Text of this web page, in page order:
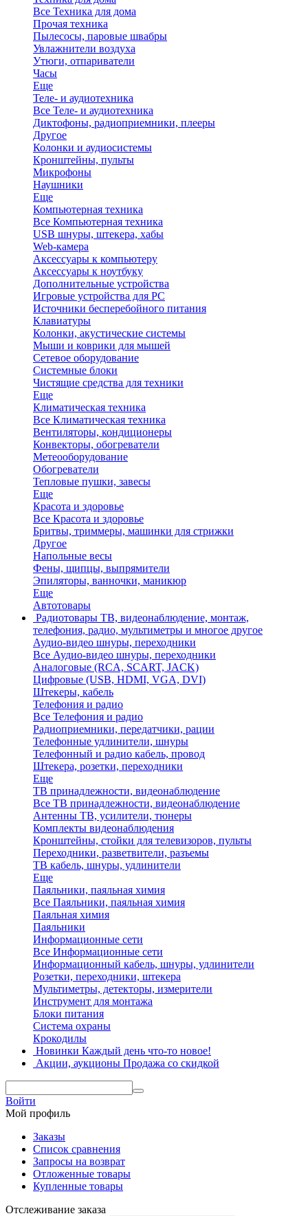
Все Техника для дома
Прочая техника
Пылесосы, паровые швабры
Увлажнители воздуха
Утюги, отпариватели
Часы
Еще
Теле- и аудиотехника
Все Теле- и аудиотехника
Диктофоны, радиоприемники, плееры
Другое
Колонки и аудиосистемы
Кронштейны, пульты
Микрофоны
Наушники
Еще
Компьютерная техника
Все Компьютерная техника
USB шнуры, штекера, хабы
Web-камера
Аксессуары к компьютеру
Аксессуары к ноутбуку
Дополнительные устройства
Игровые устройства для PC
Источники бесперебойного питания
Клавиатуры
Колонки, акустические системы
Мыши и коврики для мышей
Сетевое оборудование
Системные блоки
Чистящие средства для техники
Еще
Климатическая техника
Все Климатическая техника
Вентиляторы, кондиционеры
Конвекторы, обогреватели
Метеооборудование
Обогреватели
Тепловые пушки, завесы
Еще
Красота и здоровье
Все Красота и здоровье
Бритвы, триммеры, машинки для стрижки
Другое
Напольные весы
Фены, щипцы, выпрямители
Эпиляторы, ванночки, маникюр
Еще
Автотовары
Радиотовары ТВ, видеонаблюдение, монтаж,
телефония, радио, мультиметры и многое другое
Аудио-видео шнуры, переходники
Все Аудио-видео шнуры, переходники
Аналоговые (RCA, SCART, JACK)
Цифровые (USB, HDMI, VGA, DVI)
Штекеры, кабель
Телефония и радио
Все Телефония и радио
Радиоприемники, передатчики, рации
Телефонные удлинители, шнуры
Телефонный и радио кабель, провод
Штекера, розетки, переходники
Еще
ТВ принадлежности, видеонаблюдение
Все ТВ принадлежности, видеонаблюдение
Антенны ТВ, усилители, тюнеры
Комплекты видеонаблюдения
Кронштейны, стойки для телевизоров, пульты
Переходники, разветвители, разъемы
ТВ кабель, шнуры, удлинители
Еще
Паяльники, паяльная химия
Все Паяльники, паяльная химия
Паяльная химия
Паяльники
Информационные сети
Все Информационные сети
Информационный кабель, шнуры, удлинители
Розетки, переходники, штекера
Мультиметры, детекторы, измерители
Инструмент для монтажа
Блоки питания
Система охраны
Крокодилы
Новинки Каждый день что-то новое!
Акции, аукционы Продажа со скидкой
Войти
Мой профиль
Заказы
Список сравнения
Запросы на возврат
Отложенные товары
Купленные товары
Отслеживание заказа